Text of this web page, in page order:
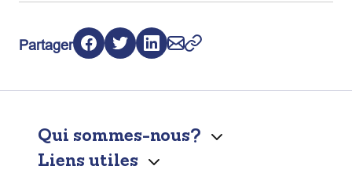
Partager
Qui sommes-nous?
Liens utiles